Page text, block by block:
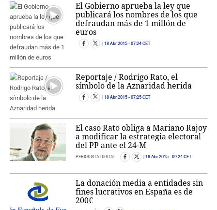
El Gobierno aprueba la ley que
publicará los nombres de los que
defraudan más de 1 millón de
euros
18 Abr 2015 - 07:24 CET
Reportaje / Rodrigo Rato, el
símbolo de la Aznaridad herida
18 Abr 2015 - 07:25 CET
El caso Rato obliga a Mariano Rajoy
a modificar la estrategia electoral
del PP ante el 24-M
PERIODISTA DIGITAL 18 Abr 2015 - 09:24 CET
La donación media a entidades sin
fines lucrativos en España es de
200€